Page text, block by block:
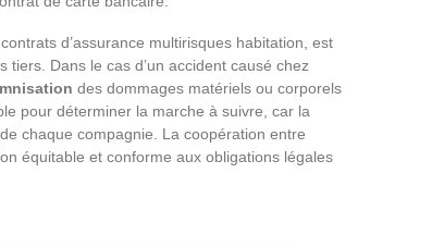
d’assurance multirisques habitation, est
Dans le cas d’un accident causé chez
des dommages matériels ou corporels
pour déterminer la marche à suivre, car la
chaque compagnie. La coopération entre
équitable et conforme aux obligations légales